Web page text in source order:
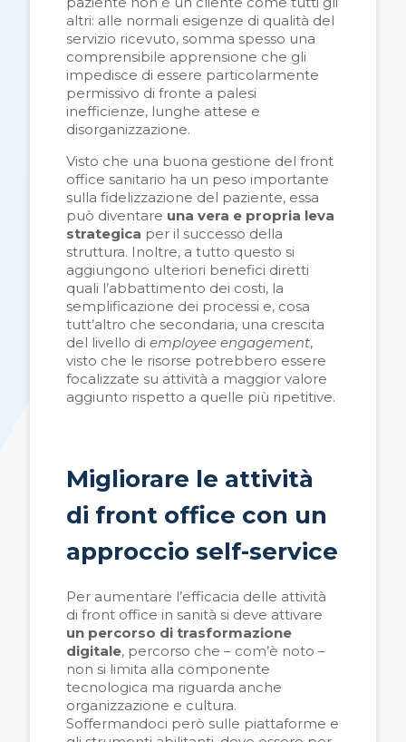
altri: alle normali esigenze di qualità del
servizio ricevuto, somma spesso una
comprensibile apprensione che gli
impedisce di essere particolarmente
permissivo di fronte a palesi
inefficienze, lunghe attese e
disorganizzazione.
Visto che una buona gestione del front
office sanitario ha un peso importante
sulla fidelizzazione del paziente, essa
può diventare una vera e propria leva
strategica per il successo della
struttura. Inoltre, a tutto questo si
aggiungono ulteriori benefici diretti
quali l’abbattimento dei costi, la
semplificazione dei processi e, cosa
tutt’altro che secondaria, una crescita
del livello di employee engagement,
visto che le risorse potrebbero essere
focalizzate su attività a maggior valore
aggiunto rispetto a quelle più ripetitive.
Migliorare le attività
di front office con un
approccio self-service
Per aumentare l’efficacia delle attività
di front office in sanità si deve attivare
un percorso di trasformazione
digitale, percorso che – com’è noto –
non si limita alla componente
tecnologica ma riguarda anche
organizzazione e cultura.
Soffermandoci però sulle piattaforme e